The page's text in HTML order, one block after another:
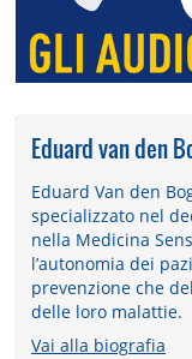
Eduard van den
Eduard Van den
specializzato nel
nella Medicina
l’autonomia dei
prevenzione che
delle loro malattie.
Vai alla biografia